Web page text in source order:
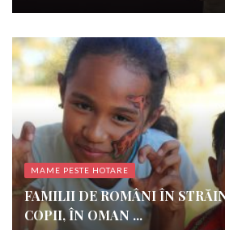
MAME PESTE HOTARE
FAMILII DE ROMÂNI ÎN
COPII, ÎN OMAN ...